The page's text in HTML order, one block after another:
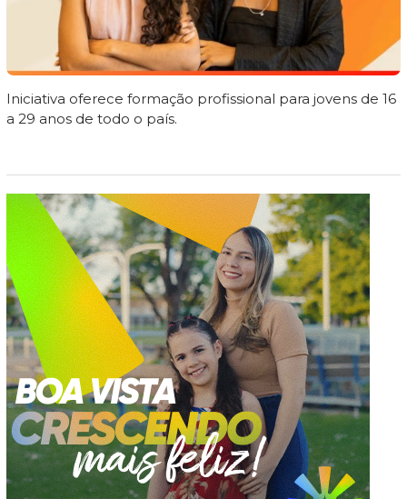
Iniciativa oferece formação profissional para jovens de 16
a 29 anos de todo o país.